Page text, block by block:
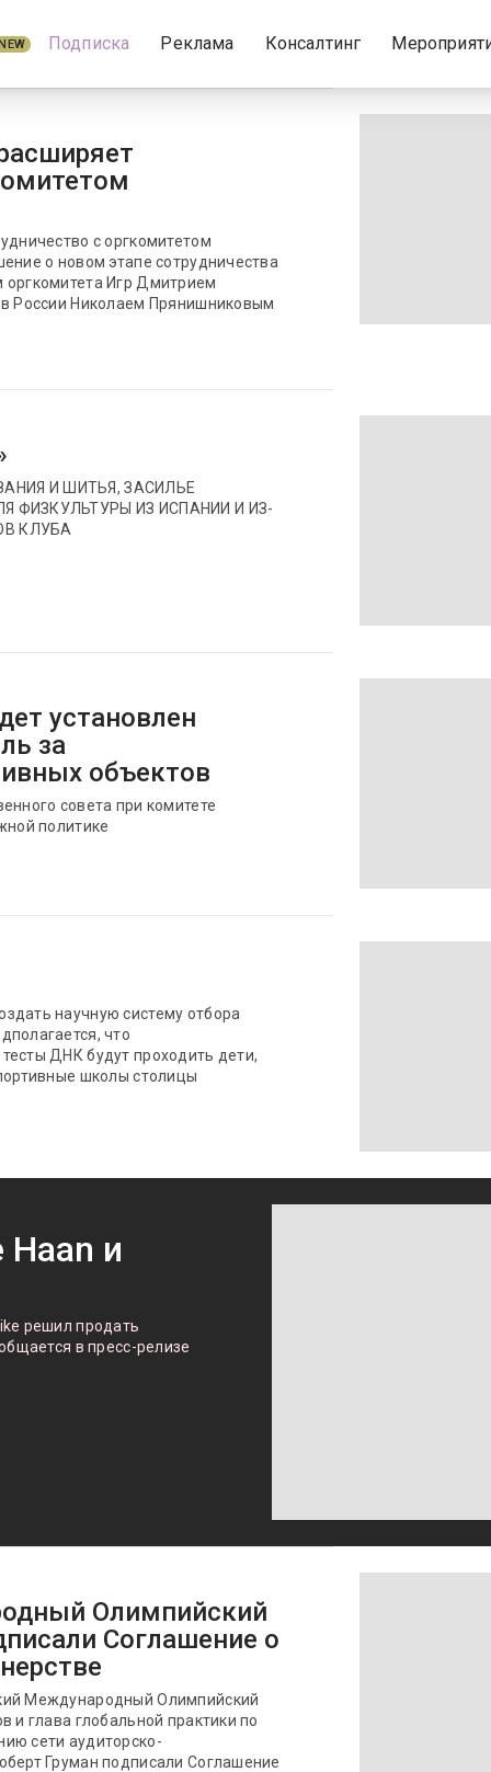
Подписка Реклама Консалтинг
с оргкомитетом
о новом этапе сотрудничества
Игр Дмитрием
России Николаем Прянишниковым
И ШИТЬЯ, ЗАСИЛЬЕ
ФИЗКУЛЬТУРЫ ИЗ ИСПАНИИ И ИЗ-
КЛУБА
установлен
за
объектов
совета при комитете
политике
научную систему отбора
что
ДНК будут проходить дети,
школы столицы
Haan и
решил продать
в пресс-релизе
Олимпийский
Соглашение о
Международный Олимпийский
и глава глобальной практики по
сети аудиторско-
Груман подписали Соглашение